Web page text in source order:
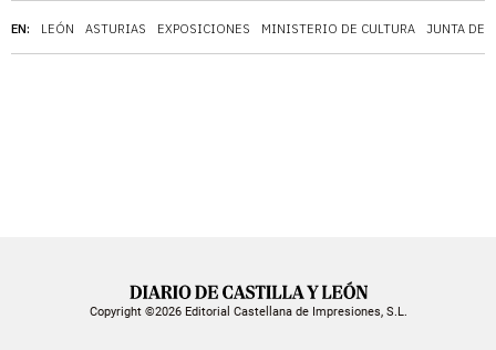
EN: LEÓN ASTURIAS EXPOSICIONES MINISTERIO DE CULTURA JUNTA DE
Copyright ©2026 Editorial Castellana de Impresiones, S.L.